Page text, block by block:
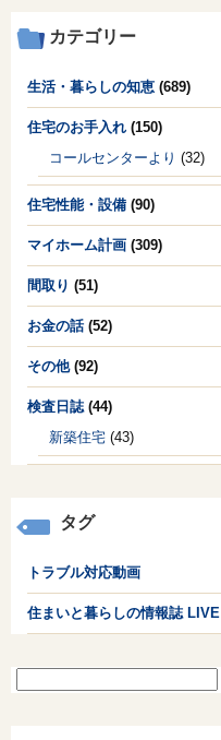
カテゴリー
生活・暮らしの知恵 (689)
住宅のお手入れ (150)
コールセンターより (32)
住宅性能・設備 (90)
マイホーム計画 (309)
間取り (51)
お金の話(52)
その他(92)
検査日誌(44)
新築住宅 (43)
タグ
トラブル対応動画
住まいと暮らしの情報誌 LIVE